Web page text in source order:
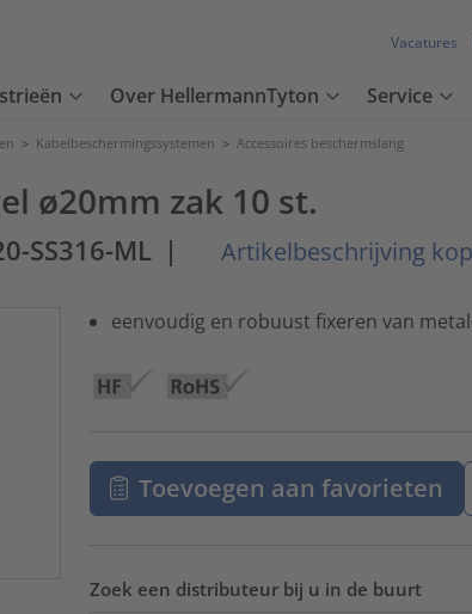
Vacatures
Over HellermannTyton Service
> Kabelbeschermingssystemen > Accessoires beschermslang
ø20mm zak 10 st.
SS316-ML | Artikelbeschrijving
eenvoudig en robuust fixeren van
Toevoegen aan favorieten
Zoek een distributeur bij u in de buurt